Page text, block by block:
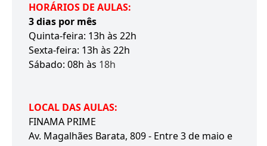
HORÁRIOS DE AULAS:
3 dias por mês
Quinta-feira: 13h às 22h
Sexta-feira: 13h às 22h
Sábado: 08h às 18h
LOCAL DAS AULAS:
FINAMA PRIME
Av. Magalhães Barata, 809 - Entre 3 de maio e